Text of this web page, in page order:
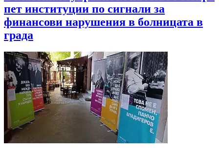
пет институции по сигнали за
финансови нарушения в болницата в
града